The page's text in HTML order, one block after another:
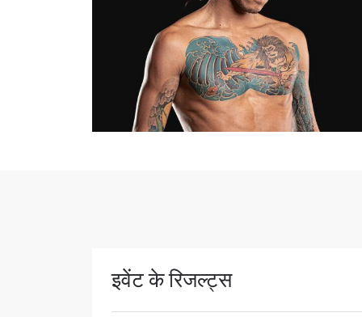
इवेंट के रिजल्ट्स